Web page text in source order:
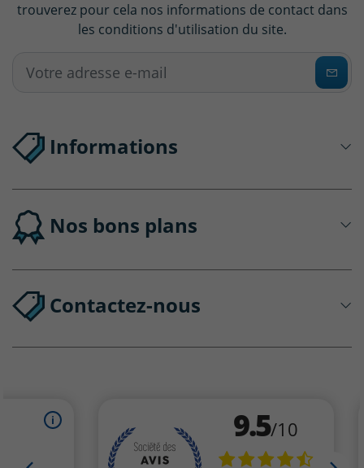
trouverez pour cela nos informations de contact dans
les conditions d'utilisation du site.
Informations
Nos bons plans
Contactez-nous